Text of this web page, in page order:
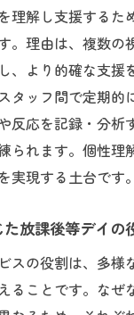
理解し支援するた
。理由は、複数の
、より的確な支援
タッフ間で定期的
反応を記録・分析
られます。個性理
実現する土台です。
放課後等デイの
スの役割は、多様
ることです。なぜ